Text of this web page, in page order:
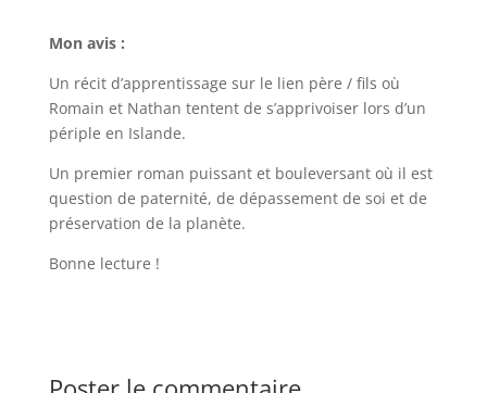
Mon avis :
Un récit d’apprentissage sur le lien père / fils où
Romain et Nathan tentent de s’apprivoiser lors d’un
périple en Islande.
Un premier roman puissant et bouleversant où il est
question de paternité, de dépassement de soi et de
préservation de la planète.
Bonne lecture !